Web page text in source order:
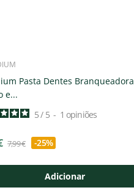
Pasta Dentes Branqueadora
e...
5/ 5 - 1 opiniões
7,99 € -25%
Adicionar